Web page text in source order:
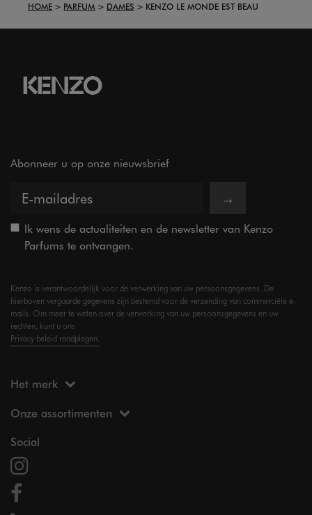
HOME PARFUM DAMES KENZO LE MONDE EST BEAU
Abonneer u op onze nieuwsbrief
→
Ik wens de actualiteiten en de newsletter van Kenzo
Parfums te ontvangen.
Kenzo is verantwoordelijk voor de verwerking van uw persoonsgegevens. De
hierboven vergaarde gegevens zijn bestemd voor de verzending van commerciële e-
mails. Om meer te weten over de verwerking van uw persoonsgegevens en uw
rechten, kunt u ons
Privacy beleid raadplegen.
Het merk
Onze assortimenten
Social